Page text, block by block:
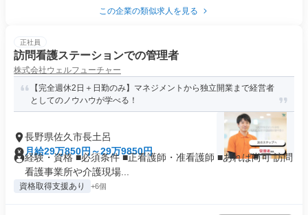
この企業の類似求人を見る
正社員
訪問看護ステーションでの管理者
株式会社ウェルフューチャー
【完全週休2日＋日勤のみ】マネジメントから独立開業まで経営者
としてのノウハウが学べる！
長野県佐久市長土呂
月給29万850円～29万9850円
経験・資格 ■必須条件 ■正看護師・准看護師 ■あれば尚可 訪問
看護事業所や介護現場...
資格取得支援あり +6個